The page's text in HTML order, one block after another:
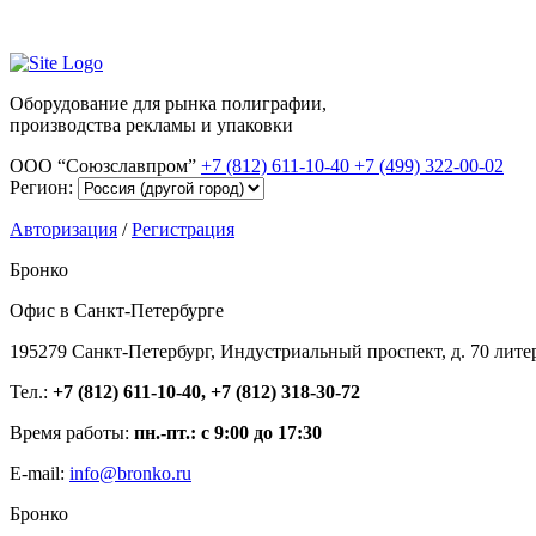
Оборудование для рынка полиграфии,
производства рекламы и упаковки
ООО “Союзславпром” +7 (812) 611-10-40 +7 (499) 322-00-02
Регион:
Авторизация /Регистрация
Бронко
Офис в Санкт-Петербурге
195279 Санкт-Петербург, Индустриальный проспект, д. 70
Тел.: +7 (812) 611-10-40, +7 (812) 318-30-72
Время работы: пн.-пт.: с 9:00 до 17:30
E-mail: info@bronko.ru
Бронко